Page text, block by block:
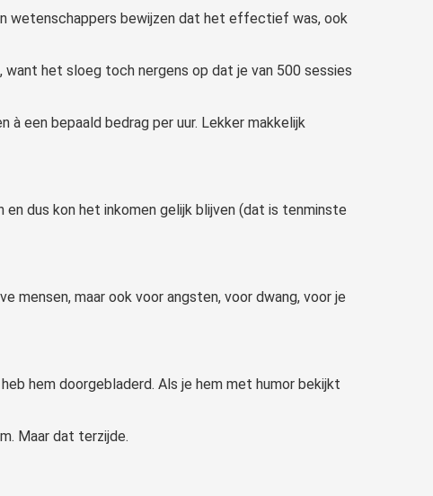
wetenschappers bewijzen dat het effectief was, ook
het sloeg toch nergens op dat je van 500 sessies
een bepaald bedrag per uur. Lekker makkelijk
dus kon het inkomen gelijk blijven (dat is tenminste
mensen, maar ook voor angsten, voor dwang, voor je
hem doorgebladerd. Als je hem met humor bekijkt
Maar dat terzijde.